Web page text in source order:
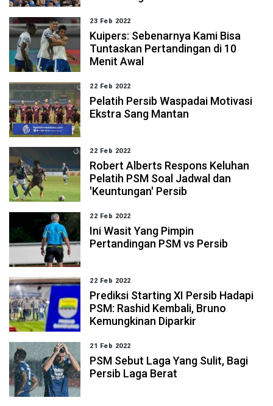
23 Feb 2022
Kuipers: Sebenarnya Kami Bisa
Tuntaskan Pertandingan di 10
Menit Awal
22 Feb 2022
Pelatih Persib Waspadai Motivasi
Ekstra Sang Mantan
22 Feb 2022
Robert Alberts Respons Keluhan
Pelatih PSM Soal Jadwal dan
'Keuntungan' Persib
22 Feb 2022
Ini Wasit Yang Pimpin
Pertandingan PSM vs Persib
22 Feb 2022
Prediksi Starting XI Persib Hadapi
PSM: Rashid Kembali, Bruno
Kemungkinan Diparkir
21 Feb 2022
PSM Sebut Laga Yang Sulit, Bagi
Persib Laga Berat